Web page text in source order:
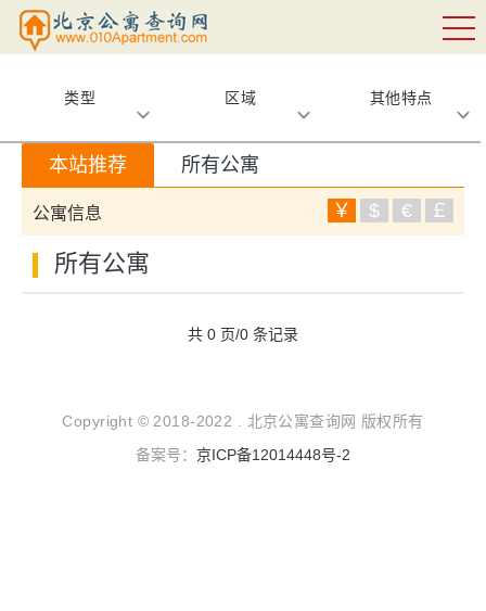
类型 区域 其他特点
本站推荐 所有公寓
公寓信息 ￥ $ € ￡
所有公寓
共 0 页/0 条记录
Copyright © 2018-2022 . 北京公寓查询网 版权所有
备案号： 京ICP备12014448号-2